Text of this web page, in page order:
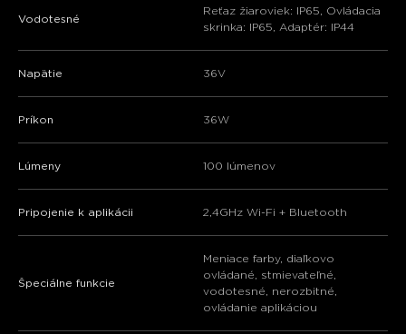
Vodotesné
Reťaz žiaroviek: IP65, Ovládacia
skrinka: IP65, Adaptér: IP44
Napätie 36V
Príkon 36W
Lúmeny ‎100 lúmenov
Pripojenie k aplikácii 2,4GHz Wi-Fi + Bluetooth
Špeciálne funkcie
Meniace farby, diaľkovo
ovládané, stmievateľné,
vodotesné, nerozbitné,
ovládanie aplikáciou